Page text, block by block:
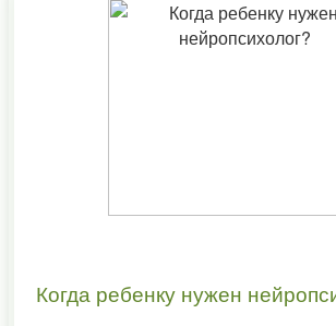
Когда ребенку нужен